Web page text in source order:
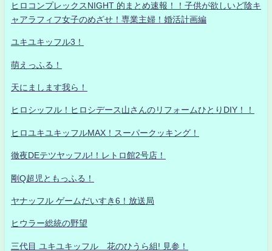
ヒロコンプレックスNIGHT 的まとめ速報！！子供が欲しいど陰キ
ャアラフィフ女子のめざせ！専業主婦！婚活計画編
ユキユキッフル3！
萌えっふる！
天にまします我ら！
ヒロシッフル！ヒロシデース山さんのリフォームひとりDIY！！
ヒロユキユキッフルMAX！スーパークッキング！
徹夜DEテツヤッフル!！レトロ館2号店！
剛Q超児ともっふる！
ヤナッフル ゲームだいすき6！放送局
ヒウラー総統の野望
三代目 ユキユキッフル 花のひうら組! 見参！